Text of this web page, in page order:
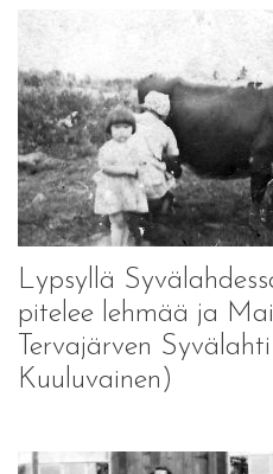
Lypsyllä
pitelee lehmää ja
Tervajärven
Kuuluvainen)